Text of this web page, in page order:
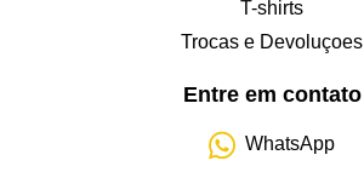
T-shirts
Trocas e Devoluçoes
Entre em contato
WhatsApp